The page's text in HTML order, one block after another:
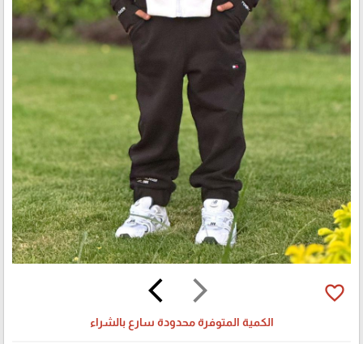
arrow_forward_ios
arrow_back_ios favorite_border
الكمية المتوفرة محدودة سارع بالشراء